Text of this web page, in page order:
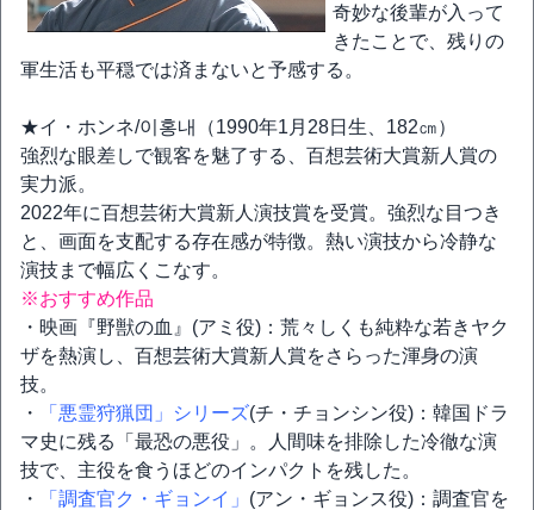
奇妙な後輩が入って
きたことで、残りの
軍生活も平穏では済まないと予感する。
★イ・ホンネ/이홍내（1990年1月28日生、182㎝）
強烈な眼差しで観客を魅了する、百想芸術大賞新人賞の
実力派。
2022年に百想芸術大賞新人演技賞を受賞。強烈な目つき
と、画面を支配する存在感が特徴。熱い演技から冷静な
演技まで幅広くこなす。
※おすすめ作品
・映画『野獣の血』(アミ役)：荒々しくも純粋な若きヤク
ザを熱演し、百想芸術大賞新人賞をさらった渾身の演
技。
・
「悪霊狩猟団」シリーズ(チ・チョンシン役)：韓国ドラ
マ史に残る「最恐の悪役」。人間味を排除した冷徹な演
技で、主役を食うほどのインパクトを残した。
・
「調査官ク・ギョンイ」 (アン・ギョンス役)：調査官を